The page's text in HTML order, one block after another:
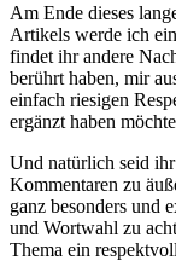
Am Ende dieses
Artikels werde ich
findet ihr andere
berührt haben, mir
einfach riesigen
ergänzt haben
Und natürlich seid
Kommentaren zu
ganz besonders und
und Wortwahl zu
Thema ein